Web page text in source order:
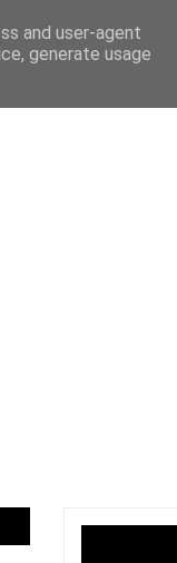
and user-agent
generate usage